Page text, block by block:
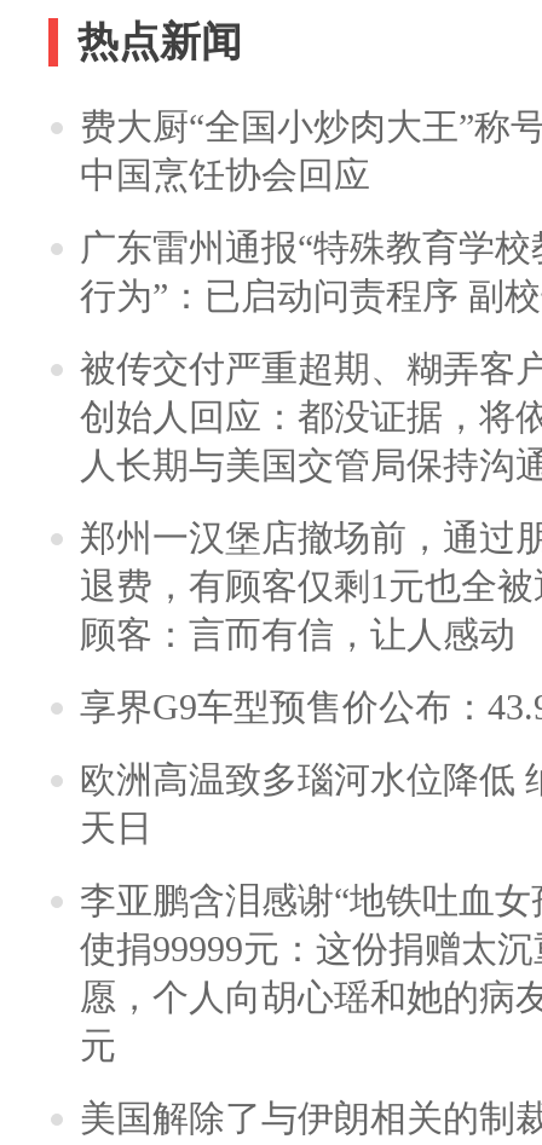
热点新闻
费大厨“全国小炒肉大王”称
中国烹饪协会回应
广东雷州通报“特殊教育学
行为”：已启动问责程序 副
被传交付严重超期、糊弄客
创始人回应：都没证据，将
人长期与美国交管局保持沟
郑州一汉堡店撤场前，通过
退费，有顾客仅剩1元也全
顾客：言而有信，让人感动
享界G9车型预售价公布：
欧洲高温致多瑙河水位降低
天日
李亚鹏含泪感谢“地铁吐血
使捐99999元：这份捐赠太
愿，个人向胡心瑶和她的病
元
美国解除了与伊朗相关的制